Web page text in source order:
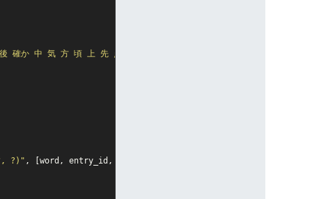
後 確か 中 気 方 頃 上 先 点 前 一 内 lt gt ここ なか どこ まま わけ
?)" , [word , entry_id ,